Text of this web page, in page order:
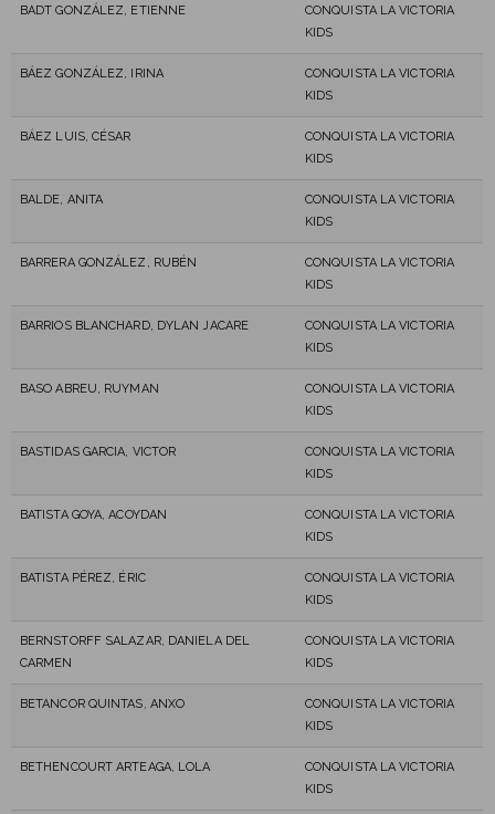
BADT GONZÁLEZ, ETIENNE
CONQUISTA LA VICTORIA
KIDS
BÁEZ GONZÁLEZ, IRINA
CONQUISTA LA VICTORIA
KIDS
BÁEZ LUIS, CÉSAR
CONQUISTA LA VICTORIA
KIDS
BALDE, ANITA
CONQUISTA LA VICTORIA
KIDS
BARRERA GONZÁLEZ, RUBÉN
CONQUISTA LA VICTORIA
KIDS
BARRIOS BLANCHARD, DYLAN JACARE
CONQUISTA LA VICTORIA
KIDS
BASO ABREU, RUYMAN
CONQUISTA LA VICTORIA
KIDS
BASTIDAS GARCIA, VICTOR
CONQUISTA LA VICTORIA
KIDS
BATISTA GOYA, ACOYDAN
CONQUISTA LA VICTORIA
KIDS
BATISTA PÉREZ, ÉRIC
CONQUISTA LA VICTORIA
KIDS
BERNSTORFF SALAZAR, DANIELA DEL
CARMEN
CONQUISTA LA VICTORIA
KIDS
BETANCOR QUINTAS, ANXO
CONQUISTA LA VICTORIA
KIDS
BETHENCOURT ARTEAGA, LOLA
CONQUISTA LA VICTORIA
KIDS